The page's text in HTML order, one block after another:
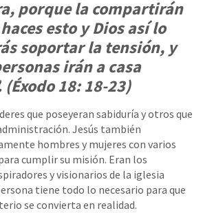
porque la compartirán
esto y Dios así lo
soportar la tensión, y
irán a casa
18: 18-23)
que poseyeran sabiduría y otros que
Jesús también
hombres y mujeres con varios
cumplir su misión. Eran los
y visionarios de la iglesia
tiene todo lo necesario para que
se convierta en realidad.